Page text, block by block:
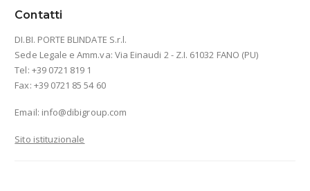
Contatti
DI.BI. PORTE BLINDATE S.r.l.
Sede Legale e Amm.va: Via Einaudi 2 - Z.I. 61032 FANO (PU)
Tel: +39 0721 819 1
Fax: +39 0721 85 54 60
Email: info@dibigroup.com
Sito istituzionale